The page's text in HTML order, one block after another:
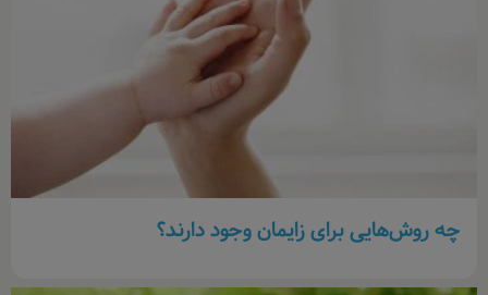
چه روش‌هایی برای زایمان وجود دارند؟